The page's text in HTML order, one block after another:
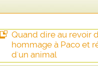
Quand dire au revoir
hommage à Paco et
d'un animal